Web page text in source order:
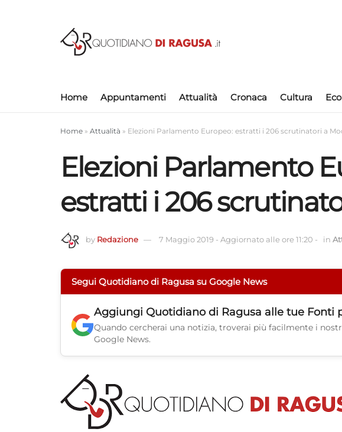
Home Appuntamenti Attualità Cronaca Cultura
Home » Attualità » Elezioni Parlamento Europeo: estratti i 206 scrutinatori a
Elezioni Parlamento
estratti i 206
by Redazione 7 Maggio 2019 - Aggiornato alle ore 11:20 - in
Segui Quotidiano di Ragusa su Google News
Aggiungi Quotidiano di Ragusa alle tue Fonti
Quando cercherai una notizia, troverai più facilmente i
Google News.